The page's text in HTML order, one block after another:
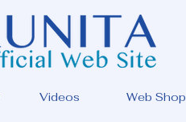
Videos Web Shop